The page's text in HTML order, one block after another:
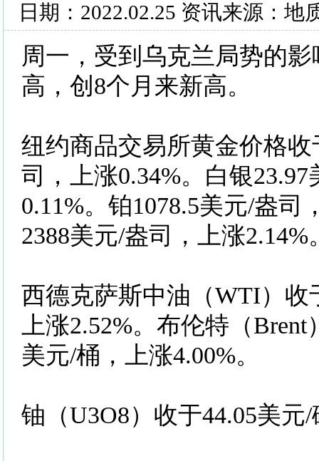
日期：2022.02.25 资讯来源：地
周一，受到乌克兰局势的
高，创8个月来新高。
纽约商品交易所黄金价格收
司，上涨0.34%。白银
0.11%。铂1078.5美元/盎司
2388美元/盎司，上涨2.14%
西德克萨斯中油（WTI）收
上涨2.52%。布伦特（
美元/桶，上涨4.00%。
铀（U3O8）收于44.05美元